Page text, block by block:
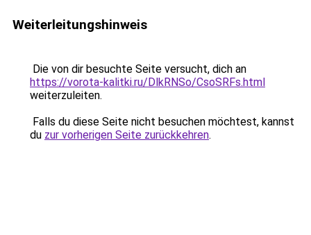
Weiterleitungshinweis
Die von dir besuchte Seite versucht, dich an
https://vorota-kalitki.ru/DlkRNSo/CsoSRFs.html
weiterzuleiten.
Falls du diese Seite nicht besuchen möchtest, kannst
du zur vorherigen Seite zurückkehren.